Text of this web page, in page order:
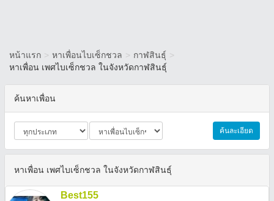
หน้าแรก > หาเพื่อนไบเซ็กชวล > กาฬสินธุ์ >
หาเพื่อน เพศไบเซ็กชวล ในจังหวัดกาฬสินธุ์
ค้นหาเพื่อน
ค้นละเอียด
หาเพื่อน เพศไบเซ็กชวล ในจังหวัดกาฬสินธุ์
Best155